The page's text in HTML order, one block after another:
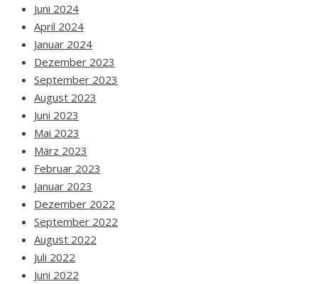
Juni 2024
April 2024
Januar 2024
Dezember 2023
September 2023
August 2023
Juni 2023
Mai 2023
März 2023
Februar 2023
Januar 2023
Dezember 2022
September 2022
August 2022
Juli 2022
Juni 2022